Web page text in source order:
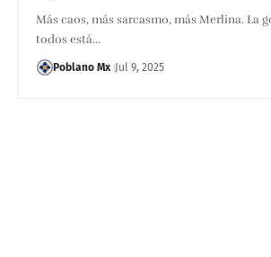
Más caos, más sarcasmo, más Merlina. La
todos está…
Poblano Mx Jul 9, 2025